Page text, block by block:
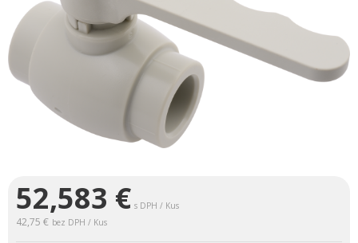
52,583 € s DPH / Kus
42,75 € bez DPH / Kus